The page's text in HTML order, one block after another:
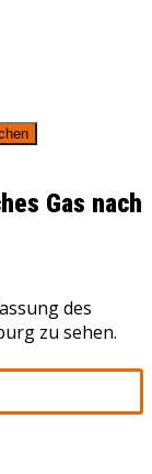
Gas nach
des
zu sehen.